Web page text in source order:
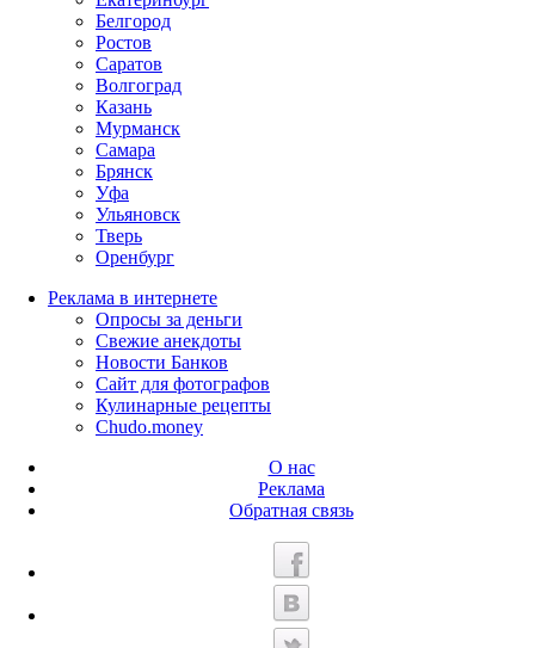
Белгород
Ростов
Саратов
Волгоград
Казань
Мурманск
Самара
Брянск
Уфа
Ульяновск
Тверь
Оренбург
Реклама в интернете
Опросы за деньги
Свежие анекдоты
Новости Банков
Сайт для фотографов
Кулинарные рецепты
Chudo.money
О нас
Реклама
Обратная связь